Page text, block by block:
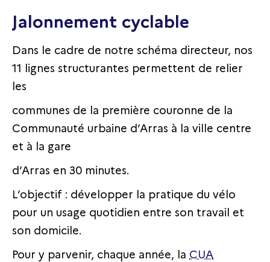
Jalonnement cyclable
Dans le cadre de notre schéma directeur, nos
11 lignes structurantes permettent de relier
les
communes de la première couronne de la
Communauté urbaine d’Arras à la ville centre
et à la gare
d’Arras en 30 minutes.
L’objectif : développer la pratique du vélo
pour un usage quotidien entre son travail et
son domicile.
Pour y parvenir, chaque année, la CUA